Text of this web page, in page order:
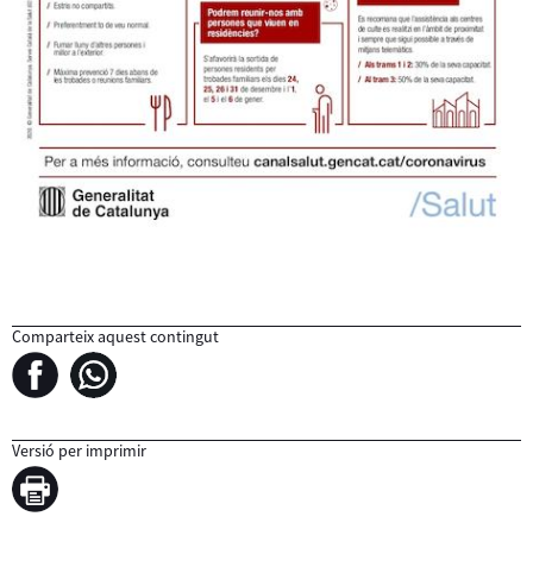
Comparteix aquest contingut
Versió per imprimir